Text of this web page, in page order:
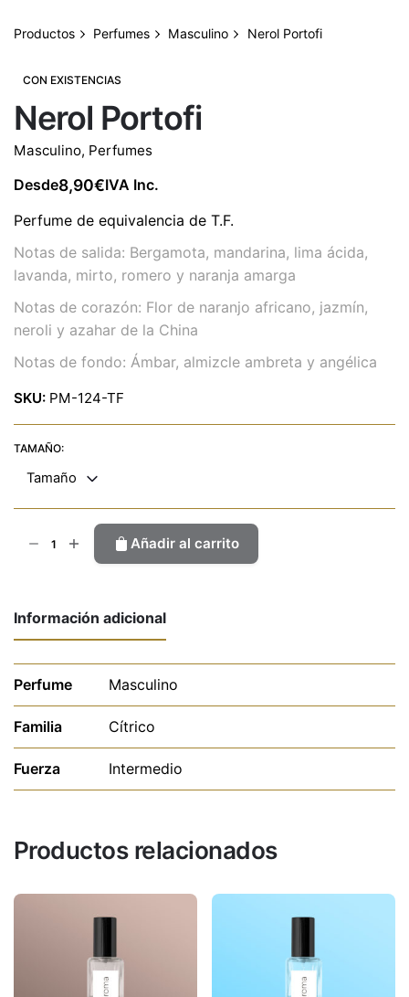
Productos Perfumes Masculino Nerol Portofi
CON EXISTENCIAS
Nerol Portofi
Masculino, Perfumes
Desde8,90€IVA Inc.
Perfume de equivalencia de T.F.
Notas de salida: Bergamota, mandarina, lima ácida,
lavanda, mirto, romero y naranja amarga
Notas de corazón: Flor de naranjo africano, jazmín,
neroli y azahar de la China
Notas de fondo: Ámbar, almizcle ambreta y angélica
SKU: PM-124-TF
TAMAÑO:
Tamaño
Añadir al carrito
Información adicional
Perfume Masculino
Familia Cítrico
Fuerza Intermedio
Productos relacionados